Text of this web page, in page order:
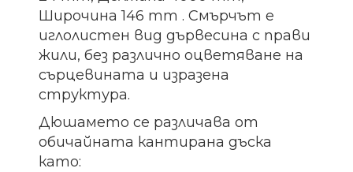
Широчина 146 mm . Смърчът е
иглолистен вид дървесина с прави
жили, без различно оцветяване на
сърцевината и изразена
структура.
Дюшамето се различава от
обичайната кантирана дъска
като: